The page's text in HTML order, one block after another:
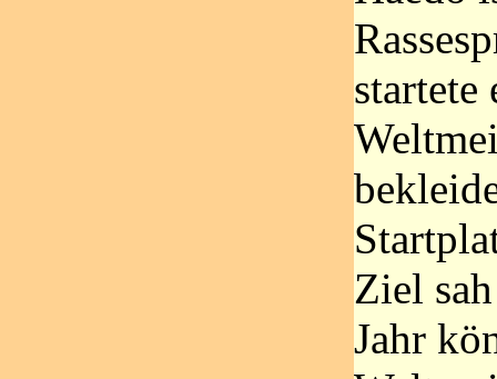
startete
Ziel
Jahr